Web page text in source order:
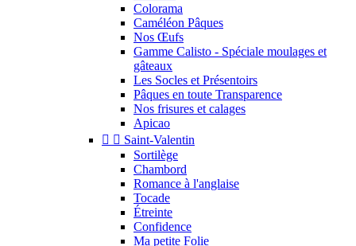
Colorama
Caméléon Pâques
Nos Œufs
Gamme Calisto - Spéciale moulages et
gâteaux
Les Socles et Présentoirs
Pâques en toute Transparence
Nos frisures et calages
Apicao
  Saint-Valentin
Sortilège
Chambord
Romance à l'anglaise
Tocade
Étreinte
Confidence
Ma petite Folie